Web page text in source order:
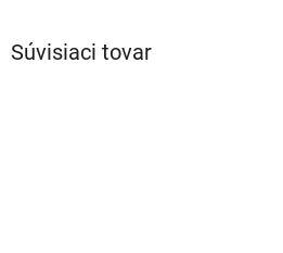
Súvisiaci tovar